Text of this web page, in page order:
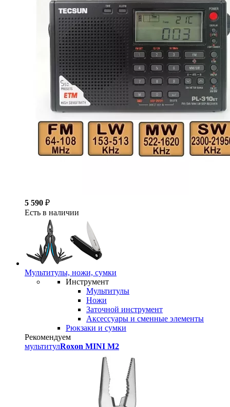
5 590 ₽
Есть в наличии
Мультитулы, ножи, сумки
Инструмент
Мультитулы
Ножи
Заточной инструмент
Аксессуары и сменные элементы
Рюкзаки и сумки
Рекомендуем
мультитулRoxon MINI M2